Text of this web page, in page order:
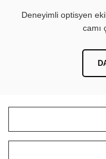
Deneyimli optisyen
camı